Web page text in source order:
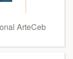
ArteCeb